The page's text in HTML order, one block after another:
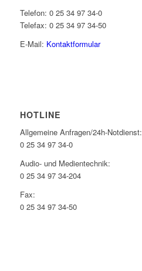
Telefon: 0 25 34 97 34-0
Telefax: 0 25 34 97 34-50
E-Mail: Kontaktformular
HOTLINE
Allgemeine Anfragen/24h-Notdienst:
0 25 34 97 34-0
Audio- und Medientechnik:
0 25 34 97 34-204
Fax:
0 25 34 97 34-50